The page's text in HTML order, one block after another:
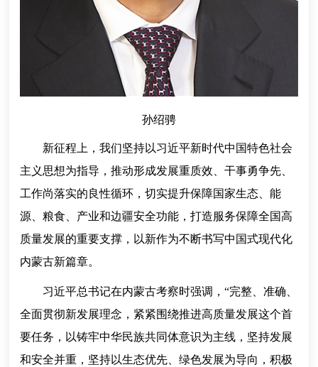
孙绍骋
新征程上，我们坚持以习近平新时代中国特色社会
主义思想为指导，推动形成发展重质效、干事勇争先、
工作尚落实的良性循环，切实提升保障国家生态、能
源、粮食、产业和边疆安全功能，打造服务保障全国高
质量发展的重要支撑，以新作为不断书写中国式现代化
内蒙古新篇章。
习近平总书记在内蒙古考察时强调，“完整、准确、
全面贯彻新发展理念，紧紧围绕推进高质量发展这个首
要任务，以铸牢中华民族共同体意识为主线，坚持发展
和安全并重，坚持以生态优先、绿色发展为导向，积极